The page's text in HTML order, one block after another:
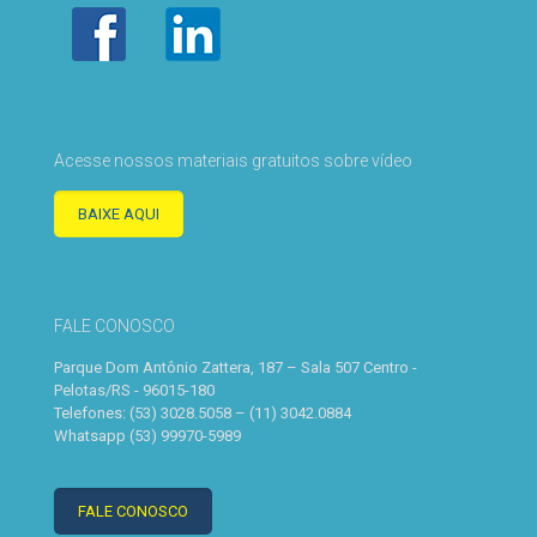
Acesse nossos materiais gratuitos sobre vídeo
BAIXE AQUI
FALE CONOSCO
Parque Dom Antônio Zattera, 187 – Sala 507 Centro -
Pelotas/RS - 96015-180
Telefones: (53) 3028.5058 – (11) 3042.0884
Whatsapp (53) 99970-5989
FALE CONOSCO